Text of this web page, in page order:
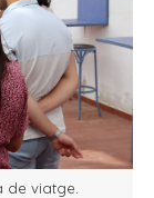
de viatge.